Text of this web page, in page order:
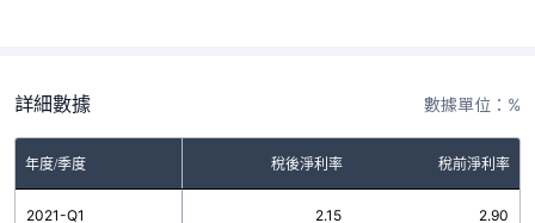
詳細數據 數據單位：%
年度/季度 稅後淨利率 稅前淨利率
2021-Q1 2.15 2.90